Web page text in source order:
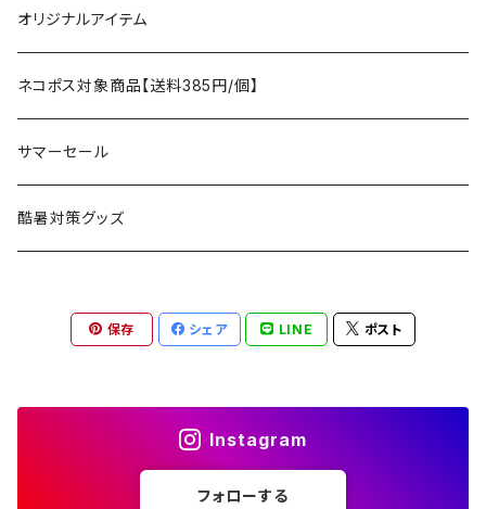
AS2OV
AXESQUIN
Ballistics
BEDROCK SANDALS
BROOKLYN WORKS
ストレージ
パッキングアクセサリー
スリーピングギア
クッキングギア
ヘッドライト／ランタン
アクセサリー
タープ
寝袋
マット
アクセサリー
テーブル、チェア
テーブル
チェア
ランタン、ライト
燃料ランタン
LEDライト
焚火台／薪ストーブ
焚火台
七輪、グリル
暖房器具
ガスストーブ
斧、鉈
クッキングギア
バーナー／ストーブ
コンテナ、ギアケース
ボトムス
アンダーウェア
ハンドウェア
ヘッドギア
フットウェア
アクセサリー
遊び
フィッシング
ラジコン
ケア用品
雑貨
アウトレット
オリジナルアイテム
ネコポス対象商品【送料385円/個】
サマーセール
酷暑対策グッズ
保存 シェア LINE ポスト
Instagram
フォローする